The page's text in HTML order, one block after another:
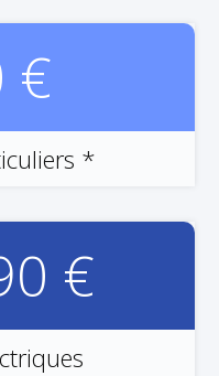
€
*
€